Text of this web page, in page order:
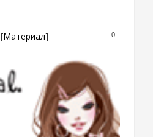
0
[Материал]